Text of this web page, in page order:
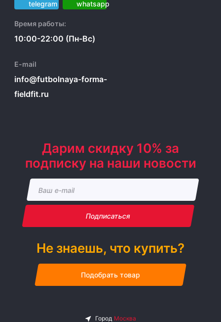
Время работы:
10:00-22:00 (Пн-Вс)
E-mail
info@futbolnaya-forma-
fieldfit.ru
Дарим скидку 10% за
подписку на наши новости
Подписаться
Не знаешь, что купить?
Подобрать товар